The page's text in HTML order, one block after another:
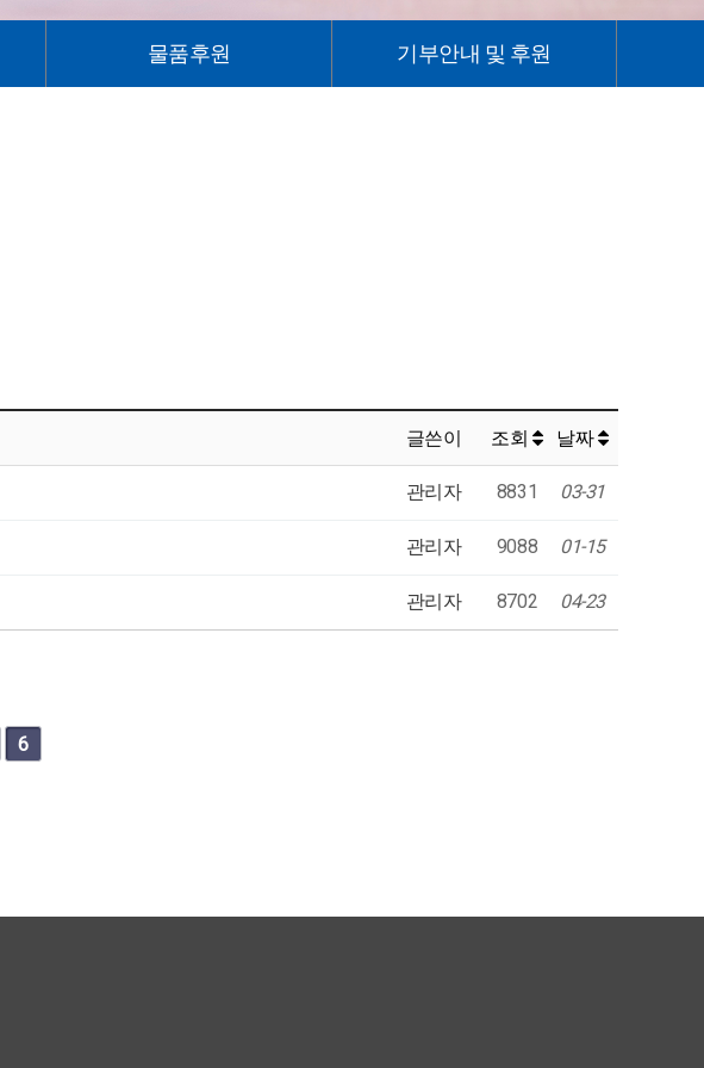
물품후원 기부안내 및 후원
글쓴이 조회 날짜
관리자 8831 03-31
관리자 9088 01-15
관리자 8702 04-23
6